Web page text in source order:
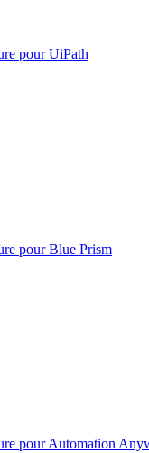
pour UiPath
pour Blue Prism
pour Automation